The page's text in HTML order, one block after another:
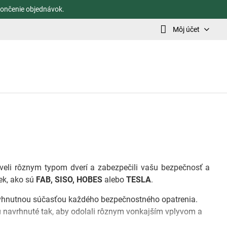
objednávok.
Môj účet
rôznym typom dverí a zabezpečili vašu bezpečnosť a
ako sú FAB, SISO, HOBES aleboTESLA.
súčasťou každého bezpečnostného opatrenia.
tak, aby odolali rôznym vonkajším vplyvom a